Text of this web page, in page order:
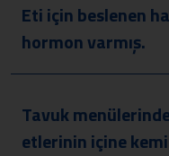
Eti için beslenen
hormon varmış.
Tavuk
etlerinin içine